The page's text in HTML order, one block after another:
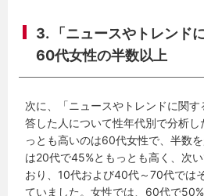
3. 「ニュースやトレンド
60代女性の半数以上
次に、「ニュースやトレンドに関
答した人について性年代別で分析
っとも高いのは60代女性で、半数
は20代で45%ともっとも高く、次
おり、10代および40代～70代では
ていました。女性では、60代で